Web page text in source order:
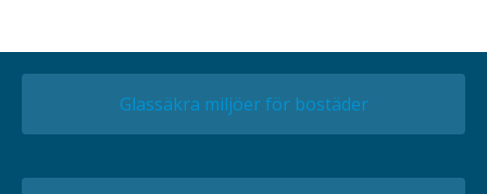
Glassäkra miljöer för bostäder